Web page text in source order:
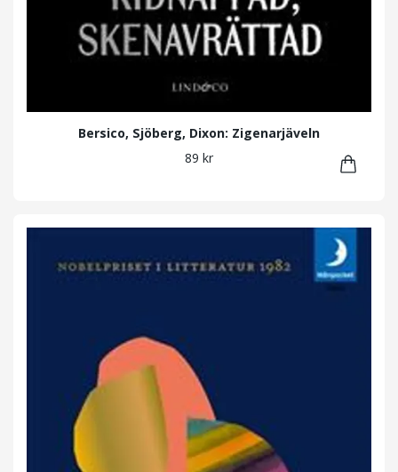
Bersico, Sjöberg, Dixon: Zigenarjäveln
89 kr